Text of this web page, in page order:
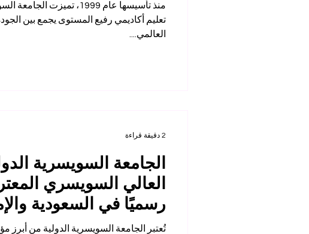
تعليم أكاديمي رفيع المستوى يجمع بين
العالمي....
الجامعة السويسرية
العالي السويسري
رسميًا في السعودية
تُعتبر الجامعة
2 دقيقة قراءة